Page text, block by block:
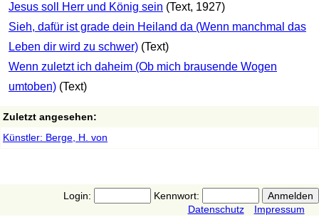
Jesus soll Herr und König sein (Text, 1927)
Sieh, dafür ist grade dein Heiland da (Wenn manchmal das
Leben dir wird zu schwer) (Text)
Wenn zuletzt ich daheim (Ob mich brausende Wogen
umtoben) (Text)
Zuletzt angesehen:
Künstler: Berge, H. von
Login:
Kennwort:
Datenschutz
Impressum